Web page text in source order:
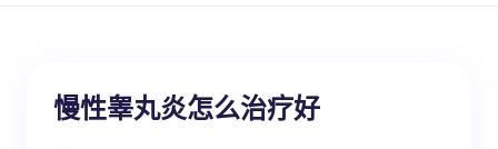
慢性睾丸炎怎么治疗好